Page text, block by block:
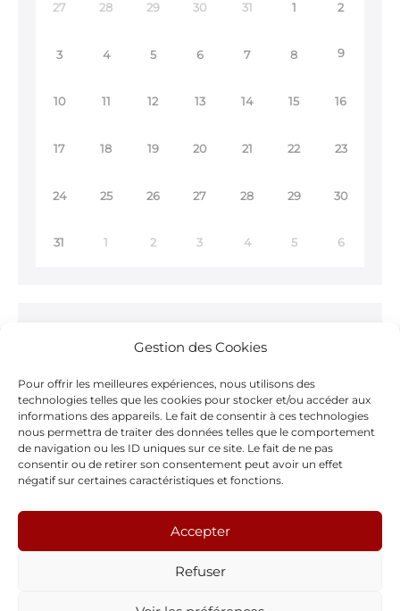
Gestion des Cookies
Pour offrir les meilleures expériences, nous utilisons des
technologies telles que les cookies pour stocker et/ou accéder aux
informations des appareils. Le fait de consentir à ces technologies
nous permettra de traiter des données telles que le comportement
de navigation ou les ID uniques sur ce site. Le fait de ne pas
consentir ou de retirer son consentement peut avoir un effet
négatif sur certaines caractéristiques et fonctions.
Accepter
Refuser
27 28 29 30 31 1 2
3 4 5 6 7 8 9
10 11 12 13 14 15 16
17 18 19 20 21 22 23
24 25 26 27 28 29 30
31 1 2 3 4 5 6
Ne ratez rien !
Inscrivez-vous à notreNewsletter >
Notre page Facebook
a